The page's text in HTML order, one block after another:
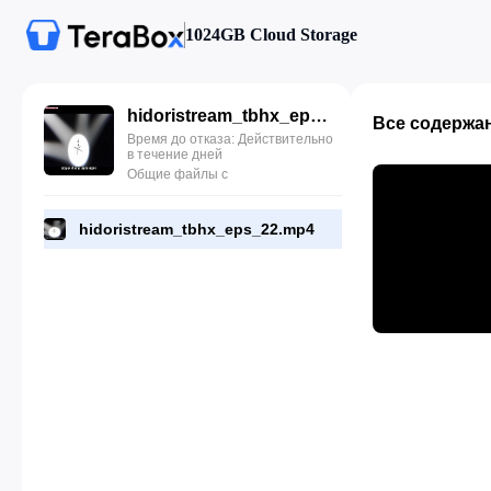
1024GB Cloud Storage
hidoristream_tbhx_eps_22.mp4
Время до отказа: Действительно
в течение дней
Общие файлы с
hidoristream_tbhx_eps_22.mp4
Все